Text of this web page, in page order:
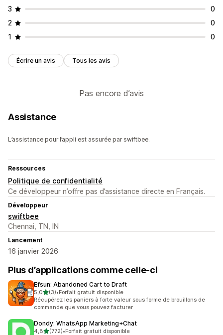
3
0
2
0
1
0
Écrire un avis Tous les avis
Pas encore d’avis
Assistance
L’assistance pour l’appli est assurée par swiftbee.
Ressources
Politique de confidentialité
Ce développeur n’offre pas d’assistance directe en Français.
Développeur
swiftbee
Chennai, TN, IN
Lancement
16 janvier 2026
Plus d’applications comme celle-ci
Efsun: Abandoned Cart to Draft
5,0étoile(s) sur 5
(3)
3 avis au total
•Forfait gratuit disponible
Récupérez les paniers à forte valeur sous forme de brouillons de
commande que vous pouvez facturer
Dondy: WhatsApp Marketing+Chat
4,8étoile(s) sur 5
(772)•Forfait gratuit disponible